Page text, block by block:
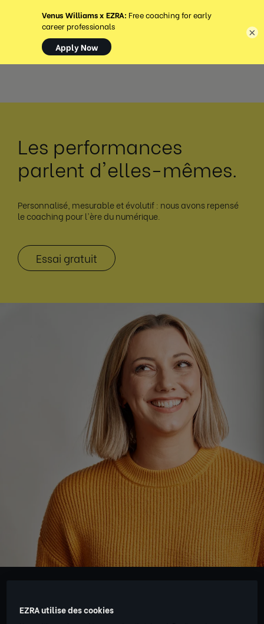
MENU
Les performances
parlent d'elles-mêmes.
Personnalisé, mesurable et évolutif : nous avons repensé
le coaching pour l'ère du numérique.
Essai gratuit
PRODUISEZ DES RÉSULTATS
×
EZRA utilise des cookies